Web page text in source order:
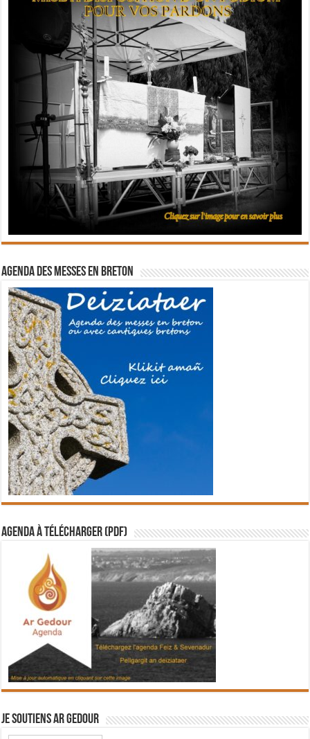
Agenda des messes en breton
Agenda à télécharger (PDF)
Je soutiens Ar Gedour